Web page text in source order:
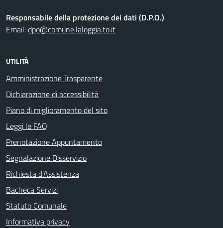
Responsabile della protezione dei dati (D.P.O.)
Email:dpo@comune.laloggia.to.it
UTILITÀ
Amministrazione Trasparente
Dichiarazione di accessibilità
Piano di miglioramento del sito
Leggi le FAQ
Prenotazione Appuntamento
Segnalazione Disservizio
Richiesta d'Assistenza
Bacheca Servizi
Statuto Comunale
Informativa privacy